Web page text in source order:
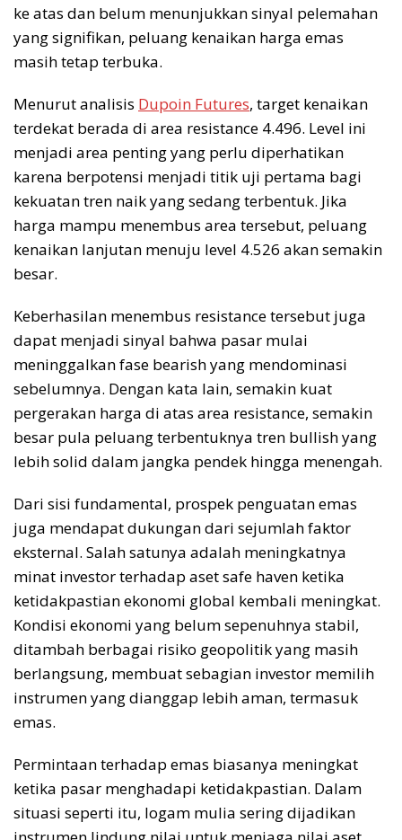
ke atas dan belum menunjukkan sinyal pelemahan
yang signifikan, peluang kenaikan harga emas
masih tetap terbuka.
Menurut analisis Dupoin Futures, target kenaikan
terdekat berada di area resistance 4.496. Level ini
menjadi area penting yang perlu diperhatikan
karena berpotensi menjadi titik uji pertama bagi
kekuatan tren naik yang sedang terbentuk. Jika
harga mampu menembus area tersebut, peluang
kenaikan lanjutan menuju level 4.526 akan semakin
besar.
Keberhasilan menembus resistance tersebut juga
dapat menjadi sinyal bahwa pasar mulai
meninggalkan fase bearish yang mendominasi
sebelumnya. Dengan kata lain, semakin kuat
pergerakan harga di atas area resistance, semakin
besar pula peluang terbentuknya tren bullish yang
lebih solid dalam jangka pendek hingga menengah.
Dari sisi fundamental, prospek penguatan emas
juga mendapat dukungan dari sejumlah faktor
eksternal. Salah satunya adalah meningkatnya
minat investor terhadap aset safe haven ketika
ketidakpastian ekonomi global kembali meningkat.
Kondisi ekonomi yang belum sepenuhnya stabil,
ditambah berbagai risiko geopolitik yang masih
berlangsung, membuat sebagian investor memilih
instrumen yang dianggap lebih aman, termasuk
emas.
Permintaan terhadap emas biasanya meningkat
ketika pasar menghadapi ketidakpastian. Dalam
situasi seperti itu, logam mulia sering dijadikan